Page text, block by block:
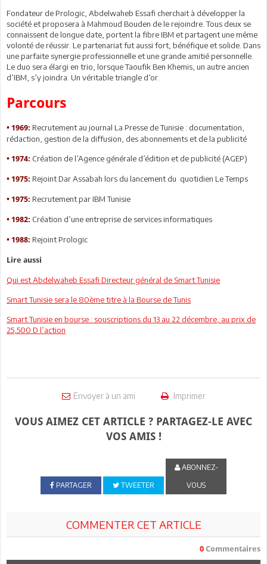
Fondateur de Prologic, Abdelwaheb Essafi cherchait à développer la
société et proposera à Mahmoud Bouden de le rejoindre. Tous deux se
connaissent de longue date, portent la fibre IBM et partagent une même
volonté de réussir. Le partenariat fut aussi fort, bénéfique et solide. Dans
une parfaite synergie professionnelle et une grande amitié personnelle.
Le duo sera élargi en trio, lorsque Taoufik Ben Khemis, un autre ancien
d’IBM, s’y joindra. Un véritable triangle d’or.
Parcours
• 1969: Recrutement au journal La Presse de Tunisie : documentation,
rédaction, gestion de la diffusion, des abonnements et de la publicité
• 1974: Création de l’Agence générale d’édition et de publicité (AGEP)
• 1975: Rejoint Dar Assabah lors du lancement du quotidien Le Temps
• 1975: Recrutement par IBM Tunisie
• 1982: Création d’une entreprise de services informatiques
• 1988: Rejoint Prologic
Lire aussi
Qui est Abdelwaheb Essafi Directeur général de Smart Tunisie
Smart Tunisie sera le 80ème titre à la Bourse de Tunis
Smart Tunisie en bourse : souscriptions du 13 au 22 décembre, au prix de
25,500 D l’action
Envoyer à un ami Imprimer
VOUS AIMEZ CET ARTICLE ? PARTAGEZ-LE AVEC
VOS AMIS !
PARTAGER TWEETER
ABONNEZ-
VOUS
COMMENTER CET ARTICLE
0 Commentaires